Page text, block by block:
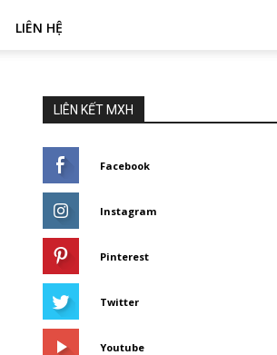
LIÊN HỆ
LIÊN KẾT MXH
Facebook
Instagram
Pinterest
Twitter
Youtube